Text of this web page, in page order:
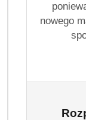
nowego